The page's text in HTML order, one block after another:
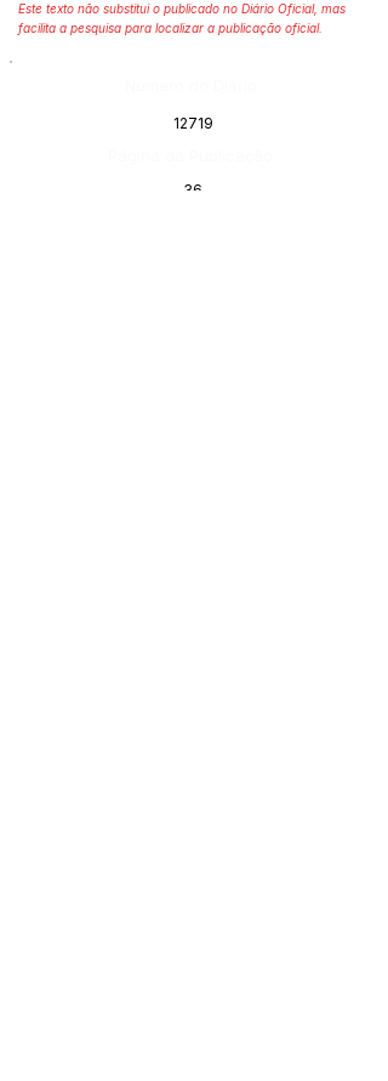
Este texto não substitui o publicado no Diário Oficial, mas
facilita a pesquisa para localizar a publicação oficial.
12719
36